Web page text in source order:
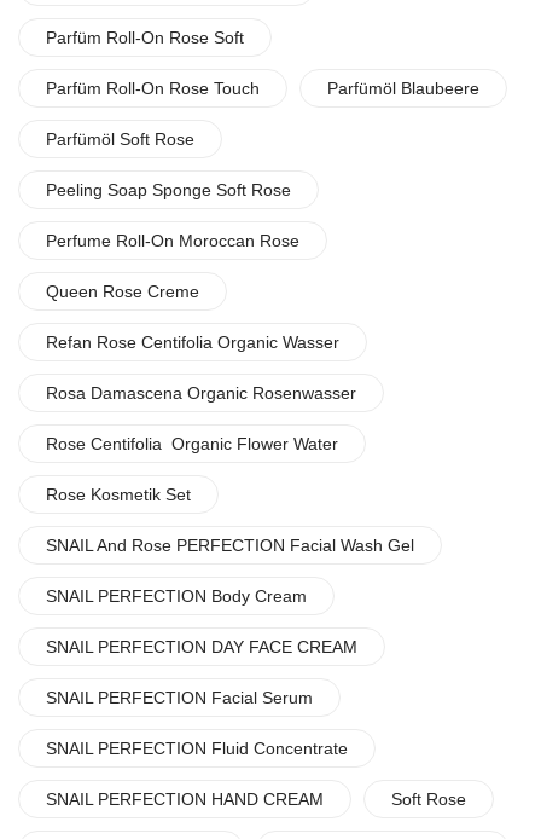
Parfüm Roll-On Rose Soft
Parfüm Roll-On Rose Touch Parfümöl Blaubeere
Parfümöl Soft Rose
Peeling Soap Sponge Soft Rose
Perfume Roll-On Moroccan Rose
Queen Rose Creme
Refan Rose Centifolia Organic Wasser
Rosa Damascena Organic Rosenwasser
Rose Centifolia Organic Flower Water
Rose Kosmetik Set
SNAIL And Rose PERFECTION Facial Wash Gel
SNAIL PERFECTION Body Cream
SNAIL PERFECTION DAY FACE CREAM
SNAIL PERFECTION Facial Serum
SNAIL PERFECTION Fluid Concentrate
SNAIL PERFECTION HAND CREAM Soft Rose